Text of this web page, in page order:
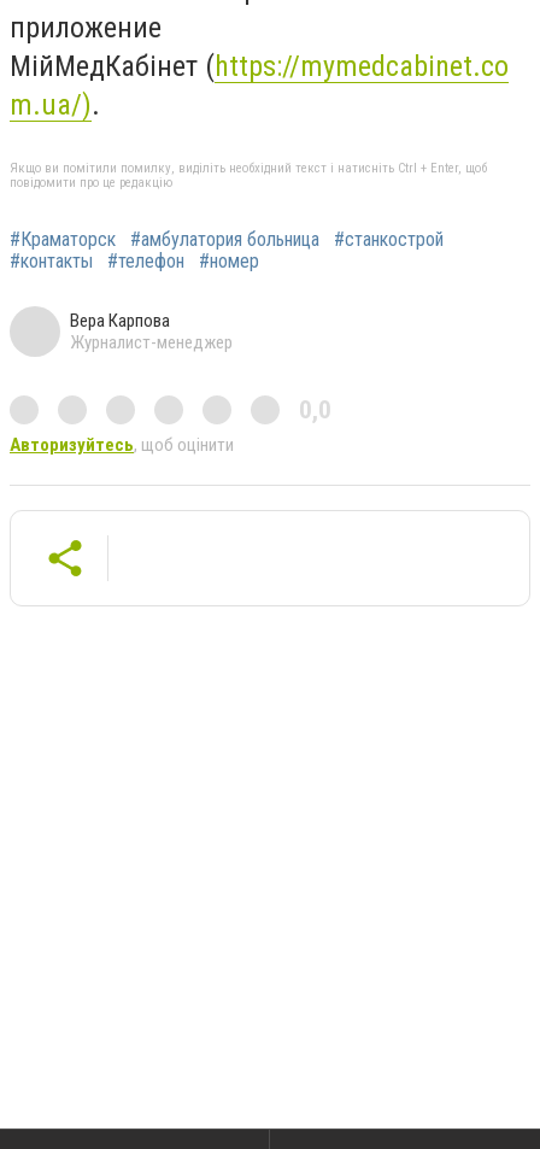
приложение
МійМедКабінет (https://mymedcabinet.co
m.ua/).
Якщо ви помітили помилку, виділіть необхідний текст і натисніть Ctrl + Enter, щоб
повідомити про це редакцію
#Краматорск #амбулатория больница
#станкострой
#контакты
#телефон #номер
Вера Карпова
Журналист-менеджер
0,0
Авторизуйтесь, щоб оцінити